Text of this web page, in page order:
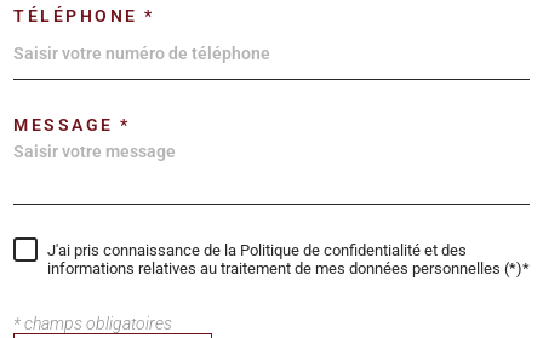
TÉLÉPHONE *
MESSAGE *
J'ai pris connaissance de la Politique de confidentialité et des
informations relatives au traitement de mes données personnelles (*)*
* champs obligatoires